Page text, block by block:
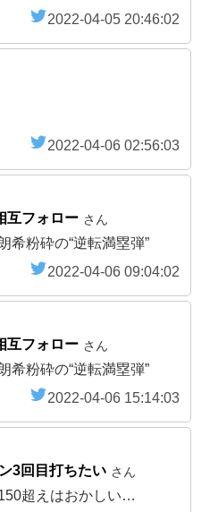
2022-04-05 20:46:02
2022-04-06 02:56:03
互フォロー さん
希粉砕の“逆転満塁弾”
2022-04-06 09:04:02
互フォロー さん
希粉砕の“逆転満塁弾”
2022-04-06 15:14:03
3回目打ちたい さん
超えはおかしい…